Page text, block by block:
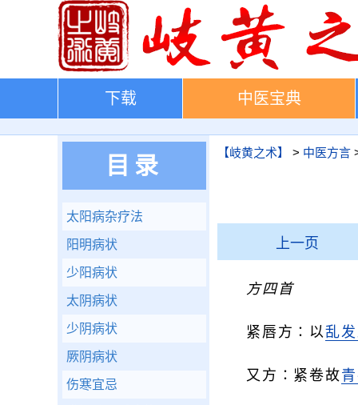
下载 中医宝典
【岐黄之术】 > 中医方言
上一页
方四首
紧唇方∶以乱发
又方∶紧卷故
目录
太阳病杂疗法
阳明病状
少阳病状
太阴病状
少阴病状
厥阴病状
伤寒宜忌